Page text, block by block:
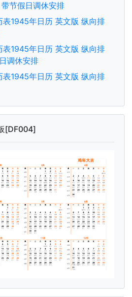
节假日调休安排
表1945年日历 英文版 纵向排
表1945年日历 英文版 纵向排
调休安排
表1945年日历 英文版 纵向排
[DF004]